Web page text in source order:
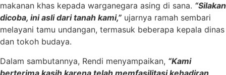
makanan khas kepada warganegara asing di sana. “Silakan
dicoba, ini asli dari tanah kami,” ujarnya ramah sembari
melayani tamu undangan, termasuk beberapa kepala dinas
dan tokoh budaya.
Dalam sambutannya, Rendi menyampaikan, “Kami
berterima kasih karena telah memfasilitasi kehadiran